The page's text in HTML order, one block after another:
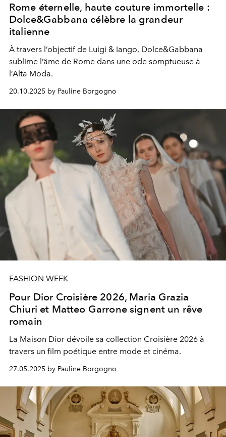
Rome éternelle, haute couture immortelle :
Dolce&Gabbana célèbre la grandeur
italienne
À travers l’objectif de Luigi & Iango, Dolce&Gabbana
sublime l’âme de Rome dans une ode somptueuse à
l’Alta Moda.
20.10.2025 by Pauline Borgogno
FASHION WEEK
Pour Dior Croisière 2026, Maria Grazia
Chiuri et Matteo Garrone signent un rêve
romain
La Maison Dior dévoile sa collection Croisière 2026 à
travers un film poétique entre mode et cinéma.
27.05.2025 by Pauline Borgogno